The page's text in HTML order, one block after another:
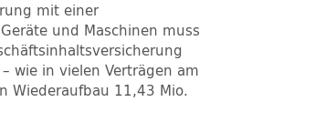
mit einer
und Maschinen muss
wie in vielen Verträgen am
Wiederaufbau 11,43 Mio.